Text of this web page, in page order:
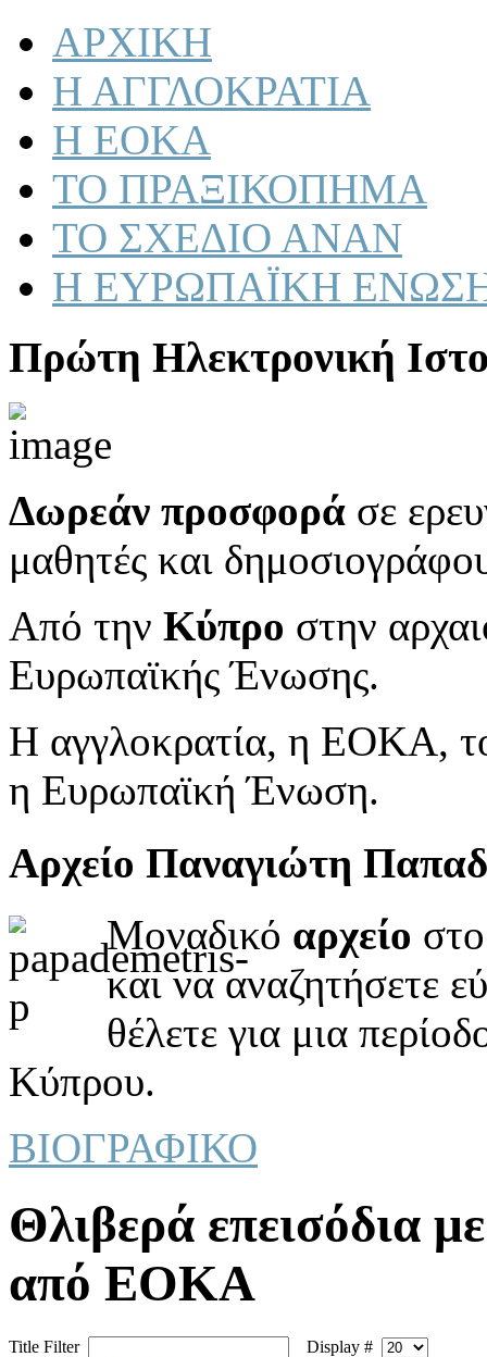
ΑΡΧΙΚΗ
Η ΑΓΓΛΟΚΡΑΤΙΑ
Η ΕΟΚΑ
ΤΟ ΠΡΑΞΙΚΟΠΗΜΑ
ΤΟ ΣΧΕΔΙΟ ΑΝΑΝ
Η ΕΥΡΩΠΑΪΚΗ
Πρώτη Ηλεκτρονική
Δωρεάν προσφορά σε
μαθητές και
Από την Κύπρο στην
Ευρωπαϊκής Ένωσης.
Η αγγλοκρατία, η ΕΟΚΑ,
η Ευρωπαϊκή Ένωση.
Αρχείο Παναγιώτη
Μοναδικό αρχείο
και να αναζητήσετε
θέλετε για μια
Κύπρου.
ΒΙΟΓΡΑΦΙΚΟ
Θλιβερά επεισόδια
από ΕΟΚΑ
Title Filter
Display #